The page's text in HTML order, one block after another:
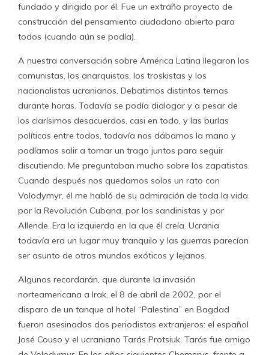
fundado y dirigido por él. Fue un extraño proyecto de
construcción del pensamiento ciudadano abierto para
todos (cuando aún se podía).
A nuestra conversación sobre América Latina llegaron los
comunistas, los anarquistas, los troskistas y los
nacionalistas ucranianos. Debatimos distintos temas
durante horas. Todavía se podía dialogar y a pesar de
los clarísimos desacuerdos, casi en todo, y las burlas
políticas entre todos, todavía nos dábamos la mano y
podíamos salir a tomar un trago juntos para seguir
discutiendo. Me preguntaban mucho sobre los zapatistas.
Cuando después nos quedamos solos un rato con
Volodymyr, él me habló de su admiración de toda la vida
por la Revolución Cubana, por los sandinistas y por
Allende. Era la izquierda en la que él creía. Ucrania
todavía era un lugar muy tranquilo y las guerras parecían
ser asunto de otros mundos exóticos y lejanos.
Algunos recordarán, que durante la invasión
norteamericana a Irak, el 8 de abril de 2002, por el
disparo de un tanque al hotel “Palestina” en Bagdad
fueron asesinados dos periodistas extranjeros: el español
José Couso y el ucraniano Tarás Protsiuk. Tarás fue amigo